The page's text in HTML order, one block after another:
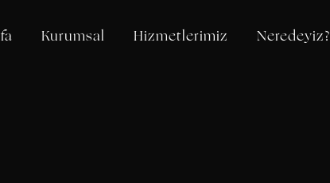
Kurumsal Hizmetlerimiz Neredeyiz?